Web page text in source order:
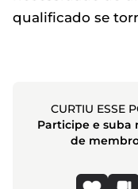
qualificado se
CURTIU ESSE
Participe e suba
de